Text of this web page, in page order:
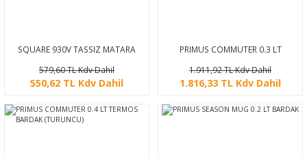
SQUARE 930V TASSIZ MATARA
579,60 TL Kdv Dahil
550,62 TL Kdv Dahil
PRIMUS COMMUTER 0.3 LT
TERMOS BARDAK (SIYAH)
1.911,92 TL Kdv Dahil
1.816,33 TL Kdv Dahil